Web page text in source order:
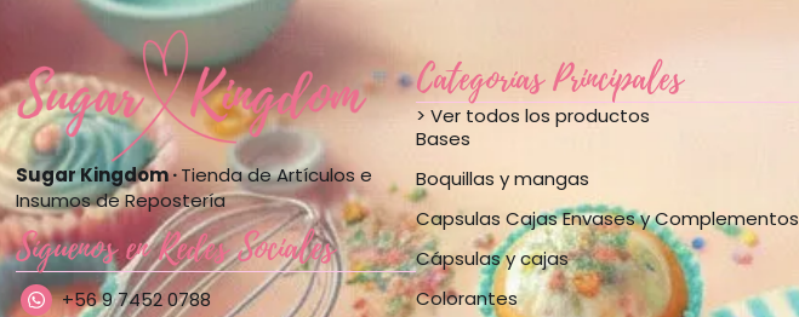
Sugar Kingdom ·Tienda de Artículos e
Insumos de Repostería
Síguenos en Redes Sociales
+56 9 7452 0788
Categorías Principales
> Ver todos los productos
Bases
Boquillas y mangas
Capsulas Cajas Envases y Complementos
Cápsulas y cajas
Colorantes